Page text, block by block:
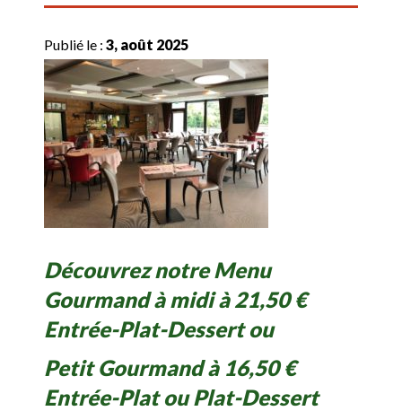
Publié le :3, août 2025
Découvrez notre Menu
Gourmand à midi à 21,50 €
Entrée-Plat-Dessert ou
Petit Gourmand à 16,50 €
Entrée-Plat ou Plat-Dessert